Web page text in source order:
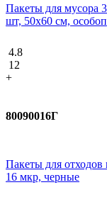
Пакеты для мусора
шт, 50х60 см,
4.8
12
+
80090016Г
Пакеты для
16 мкр, черные